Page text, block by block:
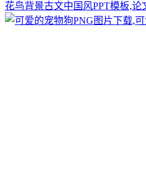
花鸟背景古文中国风PPT模板,论